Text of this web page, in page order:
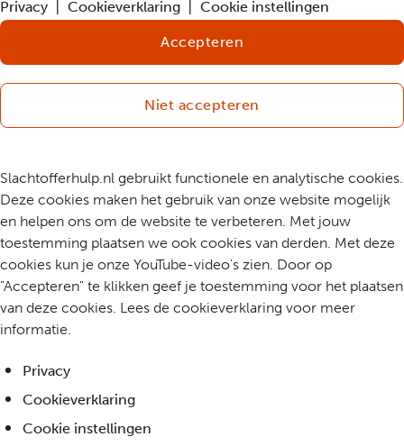
Privacy Cookieverklaring Cookie instellingen
Accepteren
Niet accepteren
Slachtofferhulp.nl gebruikt functionele en analytische cookies.
Deze cookies maken het gebruik van onze website mogelijk
en helpen ons om de website te verbeteren. Met jouw
toestemming plaatsen we ook cookies van derden. Met deze
cookies kun je onze YouTube-video's zien. Door op
"Accepteren" te klikken geef je toestemming voor het plaatsen
van deze cookies. Lees de cookieverklaring voor meer
informatie.
Privacy
Cookieverklaring
Cookie instellingen